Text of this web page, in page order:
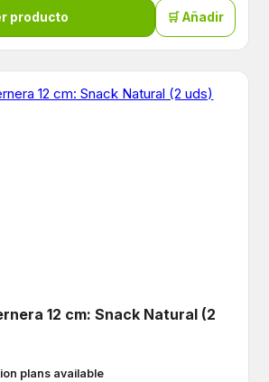
producto 🛒 Añadir
12 cm: Snack Natural (2
plans available